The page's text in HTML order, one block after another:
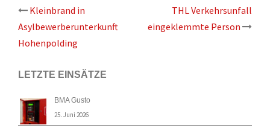
Beitrags-
Navigation
Kleinbrand in
Asylbewerberunterkunft
Hohenpolding
THL Verkehrsunfall
eingeklemmte Person
LETZTE EINSÄTZE
BMA Gusto
25. Juni 2026